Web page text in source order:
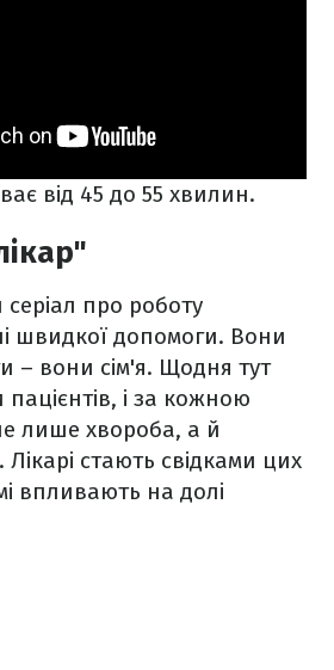
від 45 до 55 хвилин.
про роботу
швидкої допомоги. Вони
– вони сім'я. Щодня тут
пацієнтів, і за кожною
лише хвороба, а й
стають свідками цих
впливають на долі